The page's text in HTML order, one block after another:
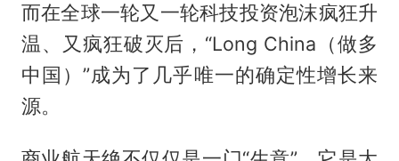
而在全球一轮又一轮科技投资泡沫疯狂升
温、又疯狂破灭后，“Long China（做多
中国）”成为了几乎唯一的确定性增长来
源。